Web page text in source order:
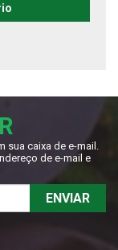
sua caixa de e-mail.
de e-mail e
ENVIAR